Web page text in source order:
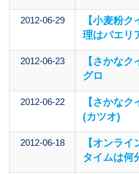
2012-06-29
【小麦粉
理はパエリ
2012-06-23
【さかな
グロ
2012-06-22
【さかな
(カツオ)
2012-06-18
【オンラ
タイムは何